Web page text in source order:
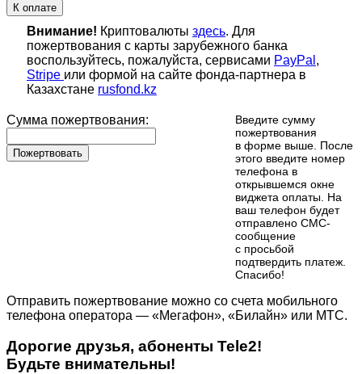
К оплате
Внимание! Криптовалюты здесь. Для
пожертвования с карты зарубежного банка
воспользуйтесь, пожалуйста, сервисами PayPal ,
Stripe или формой на сайте фонда-партнера в
Казахстане rusfond.kz
Сумма пожертвования:
Пожертвовать
Введите сумму
пожертвования
в форме выше. После
этого введите номер
телефона в
открывшемся окне
виджета оплаты. На
ваш телефон будет
отправлено СМС-
сообщение
с просьбой
подтвердить платеж.
Cпасибо!
Отправить пожертвование можно со счета мобильного
телефона оператора — «Мегафон», «Билайн» или МТС.
Дорогие друзья, абоненты Tele2!
Будьте внимательны!